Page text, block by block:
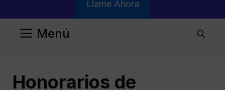
Llame Ahora
Menú
Honorarios de